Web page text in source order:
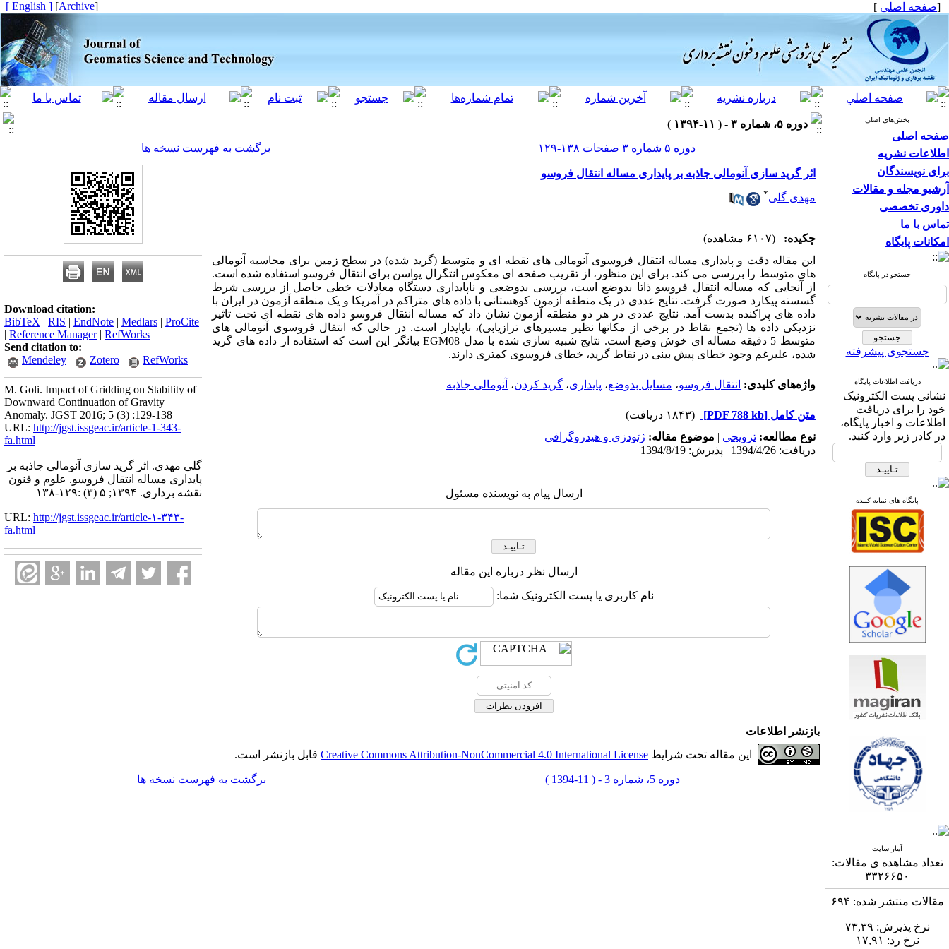
[صفحه اصلی ]
[
Archive
]
[ English ]
بخش‌های اصلی
صفحه اصلی
اطلاعات نشریه
برای نویسندگان
آرشیو مجله و مقالات
داوری تخصصی
تماس با ما
امکانات پایگاه
جستجو در پایگاه
جستجوی پیشرفته
دریافت اطلاعات پایگاه
نشانی پست الکترونیک
خود را برای دریافت
اطلاعات و اخبار پایگاه،
در کادر زیر وارد کنید.
پایگاه های نمایه کننده
آمار سایت
تعداد مشاهده ی مقالات:
۳۳۲۶۶۵۰
مقالات منتشر شده: ۶۹۴
نرخ پذیرش: ۷۳,۳۹
نرخ رد: ۱۷,۹۱
دوره ۵، شماره ۳ - ( ۱۱-۱۳۹۴ )
دوره ۵ شماره ۳ صفحات ۱۳۸-۱۲۹
برگشت به فهرست نسخه ها
اثر گرید سازی آنومالی جاذبه بر پایداری مساله انتقال فروسو
مهدی گلی*
چکیده:
(۶۱۰۷ مشاهده)
این مقاله دقت و پایداری مساله انتقال فروسوی آنومالی های نقطه ای و متوسط (گرید شده) در سطح زمین برای محاسبه آنومالی
های متوسط را بررسی می کند. برای این منظور، از تقریب صفحه ای معکوس انتگرال پواسن برای انتقال فروسو استفاده شده است.
از آنجایی که مساله انتقال فروسو ذاتا بدوضع است، بررسی بدوضعی و ناپایداری دستگاه معادلات خطی حاصل از بررسی شرط
گسسته پیکارد صورت گرفت. نتایج عددی در یک منطقه آزمون کوهستانی با داده های متراکم در آمریکا و یک منطقه آزمون در ایران با
داده های پراکنده بدست آمد. نتایج عددی در هر دو منطقه آزمون نشان داد که مساله انتقال فروسو داده های نقطه ای تحت تاثیر
نزدیکی داده ها (تجمع نقاط در برخی از مکانها نظیر مسیرهای ترازیابی)، ناپایدار است. در حالی که انتقال فروسوی آنومالی های
متوسط 5 دقیقه مساله ای خوش وضع است. نتایج شبیه سازی شده با مدل
EGM08بیانگر این است که استفاده از داده های گرید
شده، علیرغم وجود خطای پیش بینی در نقاط گرید، خطای فروسوی کمتری دارند.
واژه‌های کلیدی: انتقال فروسو، مسایل بدوضع، پایداری، گرید کردن، آنومالی جاذبه
متن کامل [PDF 788 kb]
(۱۸۴۳ دریافت)
نوع مطالعه: ترویجی | موضوع مقاله: ژئودزی و هیدروگرافی
دریافت: 1394/4/26 | پذیرش: 1394/8/19
ارسال پیام به نویسنده مسئول
ارسال نظر درباره این مقاله
نام کاربری یا پست الکترونیک شما:
Download citation:
BibTeX | RIS | EndNote | Medlars | ProCite
| Reference Manager| RefWorks
Send citation to:
Mendeley
Zotero RefWorks
M. Goli. Impact of Gridding on Stability of
Downward Continuation of Gravity
Anomaly. JGST 2016; 5 (3) :129-138
URL: http://jgst.issgeac.ir/article-1-343-
fa.html
گلی مهدی. اثر گرید سازی آنومالی جاذبه بر
پایداری مساله انتقال فروسو. علوم و فنون
نقشه برداری. ۱۳۹۴; ۵ (۳) :۱۲۹-۱۳۸
URL: http://jgst.issgeac.ir/article-۱-۳۴۳-
fa.html
بازنشر اطلاعات
این مقاله تحت شرایط Creative Commons Attribution-NonCommercial 4.0 International License قابل بازنشر است.
دوره 5، شماره 3 - ( 11-1394 ) برگشت به فهرست نسخه ها